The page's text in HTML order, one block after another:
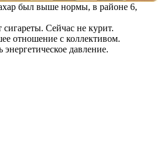
был выше нормы, в районе 6,
сигареты. Сейчас не курит.
отношение с коллективом.
энергетическое давление.